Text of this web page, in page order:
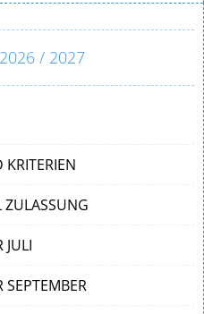
/ 2027
JULI
SEPTEMBER